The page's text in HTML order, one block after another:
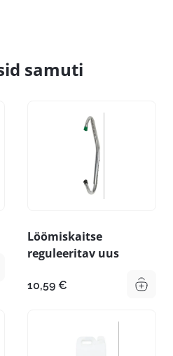
samuti
Löömiskaitse
reguleeritav uus
10,59 €